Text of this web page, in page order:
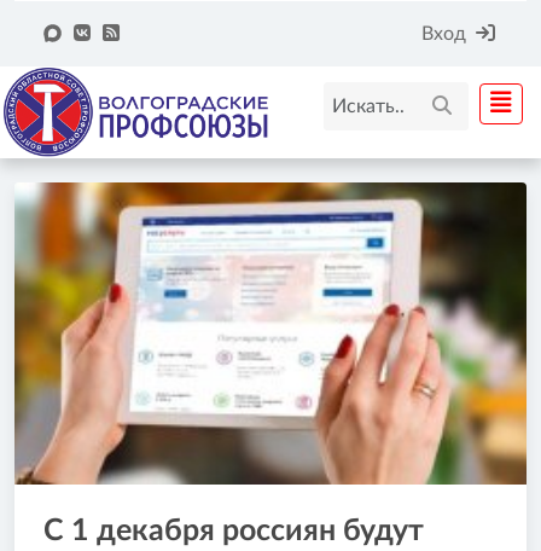
Вход
С 1 декабря россиян будут